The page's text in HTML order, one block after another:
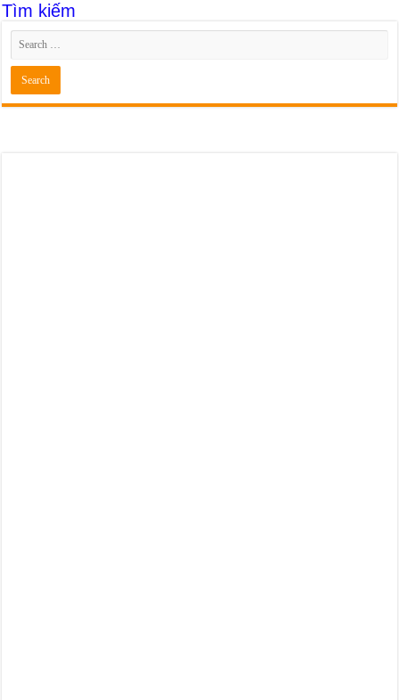
Tìm kiếm